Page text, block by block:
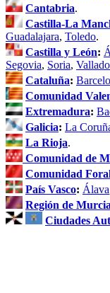
Cantabria.
Castilla-La
Guadalajara, Toledo.
Castilla y León:
Segovia, Soria,
Cataluña:
Comunidad
Extremadura:
Galicia: La
La Rioja.
Comunidad de
Comunidad
País Vasco: Álava
Región de Murcia
Ciudades